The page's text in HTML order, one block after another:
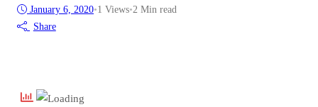
January 6, 2020•1 Views•2 Min read
Share